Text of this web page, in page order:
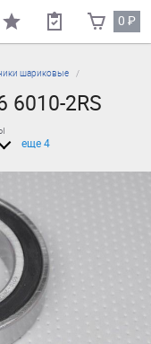
0₽
шариковые
6010-2RS
еще 4